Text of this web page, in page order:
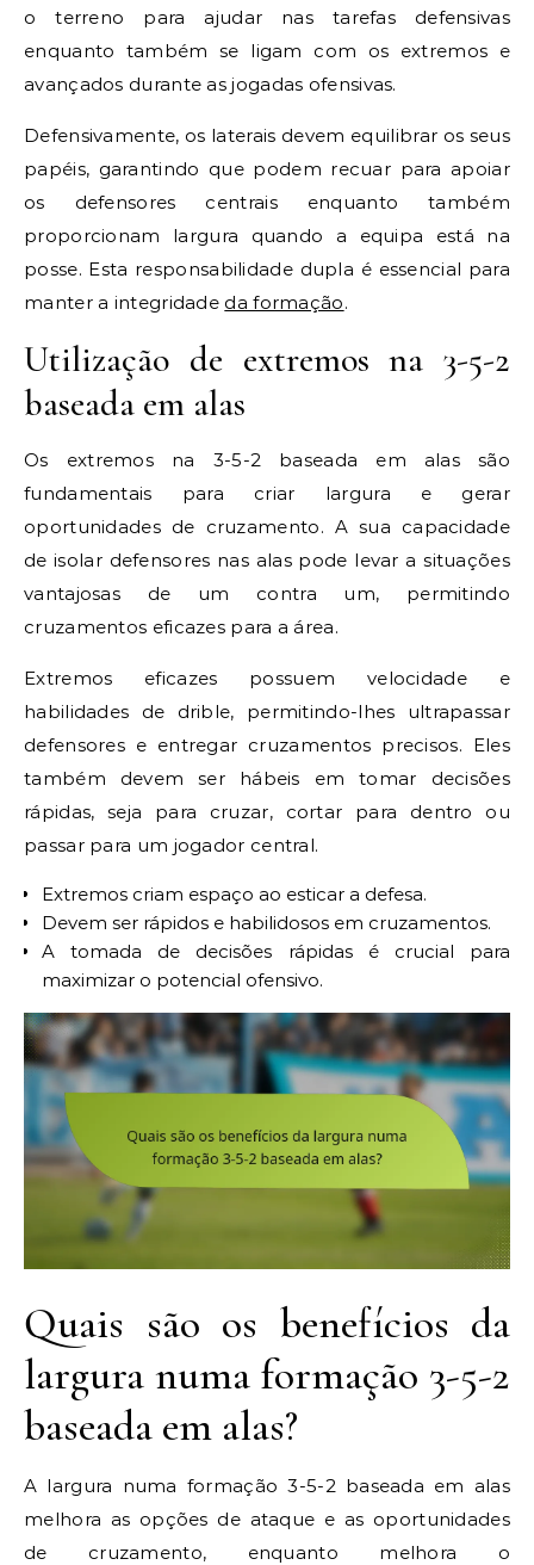
o terreno para ajudar nas tarefas defensivas
enquanto também se ligam com os extremos e
avançados durante as jogadas ofensivas.
Defensivamente, os laterais devem equilibrar os seus
papéis, garantindo que podem recuar para apoiar
os defensores centrais enquanto também
proporcionam largura quando a equipa está na
posse. Esta responsabilidade dupla é essencial para
manter a integridade da formação.
Utilização de extremos na 3-5-2
baseada em alas
Os extremos na 3-5-2 baseada em alas são
fundamentais para criar largura e gerar
oportunidades de cruzamento. A sua capacidade
de isolar defensores nas alas pode levar a situações
vantajosas de um contra um, permitindo
cruzamentos eficazes para a área.
Extremos eficazes possuem velocidade e
habilidades de drible, permitindo-lhes ultrapassar
defensores e entregar cruzamentos precisos. Eles
também devem ser hábeis em tomar decisões
rápidas, seja para cruzar, cortar para dentro ou
passar para um jogador central.
Extremos criam espaço ao esticar a defesa.
Devem ser rápidos e habilidosos em cruzamentos.
A tomada de decisões rápidas é crucial para
maximizar o potencial ofensivo.
Quais são os benefícios da
largura numa formação 3-5-2
baseada em alas?
A largura numa formação 3-5-2 baseada em alas
melhora as opções de ataque e as oportunidades
de cruzamento, enquanto melhora o